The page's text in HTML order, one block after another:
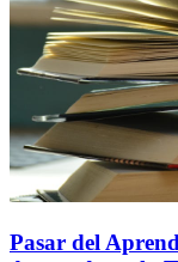
Pasar del